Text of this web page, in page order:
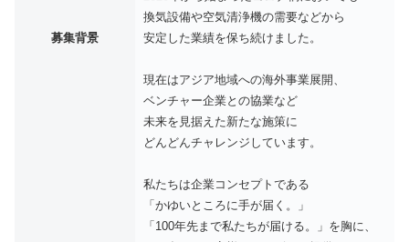
募集背景
換気設備や空気清浄機の需要などから
安定した業績を保ち続けました。
現在はアジア地域への海外事業展開、
ベンチャー企業との協業など
未来を見据えた新たな施策に
どんどんチャレンジしています。
私たちは企業コンセプトである
「かゆいところに手が届く。」
「100年先まで私たちが届ける。」を胸に、